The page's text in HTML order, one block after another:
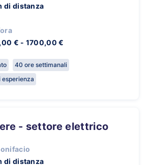
di distanza
€ - 1700,00 €
40 ore settimanali
esperienza
- settore elettrico
di distanza